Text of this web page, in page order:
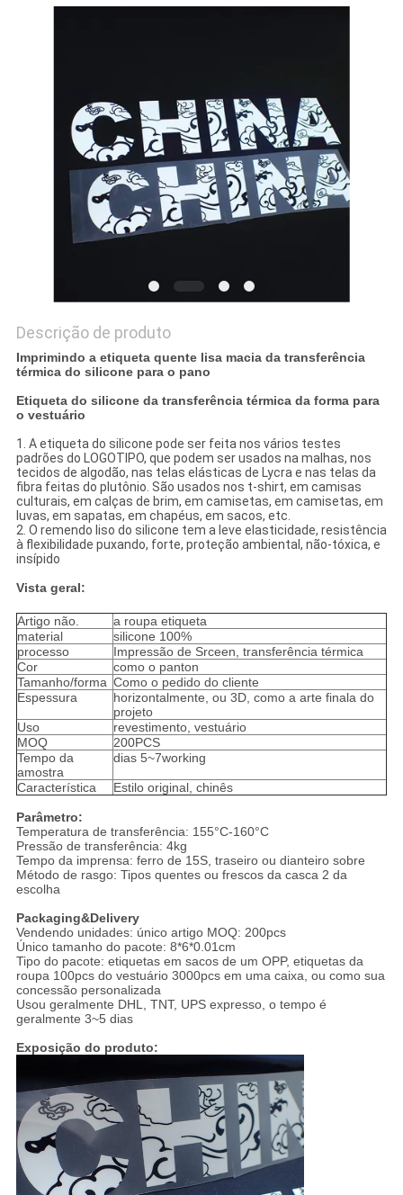
Descrição de produto
Imprimindo a etiqueta quente lisa macia da transferência
térmica do silicone para o pano
Etiqueta do silicone da transferência térmica da forma para
o vestuário
1. A etiqueta do silicone pode ser feita nos vários testes
padrões do LOGOTIPO, que podem ser usados na malhas, nos
tecidos de algodão, nas telas elásticas de Lycra e nas telas da
fibra feitas do plutônio. São usados nos t-shirt, em camisas
culturais, em calças de brim, em camisetas, em camisetas, em
luvas, em sapatas, em chapéus, em sacos, etc.
2. O remendo liso do silicone tem a leve elasticidade, resistência
à flexibilidade puxando, forte, proteção ambiental, não-tóxica, e
insípido
Vista geral:
Artigo não.
a roupa etiqueta
material
silicone 100%
processo
Impressão de Srceen, transferência térmica
Cor
como o panton
Tamanho/forma Como o pedido do cliente
Espessura
horizontalmente, ou 3D, como a arte finala do
projeto
Uso
revestimento, vestuário
MOQ
200PCS
Tempo da
amostra
dias 5~7working
Característica Estilo original, chinês
Parâmetro:
Temperatura de transferência: 155°C-160°C
Pressão de transferência: 4kg
Tempo da imprensa: ferro de 15S, traseiro ou dianteiro sobre
Método de rasgo: Tipos quentes ou frescos da casca 2 da
escolha
Packaging&Delivery
Vendendo unidades: único artigo MOQ: 200pcs
Único tamanho do pacote: 8*6*0.01cm
Tipo do pacote: etiquetas em sacos de um OPP, etiquetas da
roupa 100pcs do vestuário 3000pcs em uma caixa, ou como sua
concessão personalizada
Usou geralmente DHL, TNT, UPS expresso, o tempo é
geralmente 3~5 dias
Exposição do produto: